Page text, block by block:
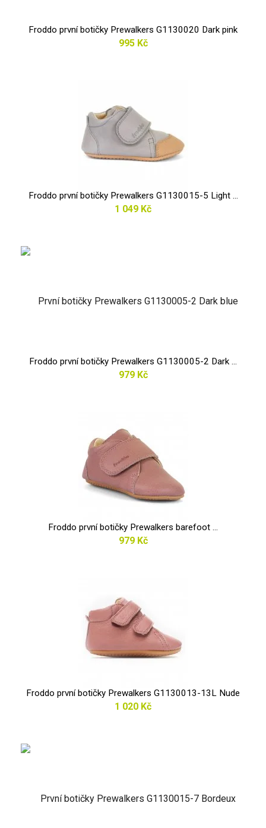
Froddo první botičky Prewalkers G1130020 Dark pink
995 Kč
Froddo první botičky Prewalkers G1130015-5 Light ...
1 049 Kč
Froddo první botičky Prewalkers G1130005-2 Dark ...
979 Kč
Froddo první botičky Prewalkers barefoot ...
979 Kč
Froddo první botičky Prewalkers G1130013-13L Nude
1 020 Kč